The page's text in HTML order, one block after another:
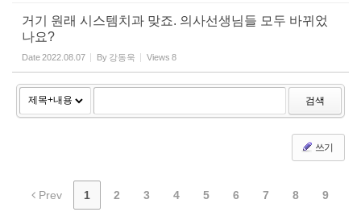
거기 원래 시스템치과 맞죠. 의사선생님들 모두 바뀌었
나요?
Date2022.08.07 By 강동욱 Views 8
검색
쓰기
Prev 1 2 3 4 5 6 7 8 9